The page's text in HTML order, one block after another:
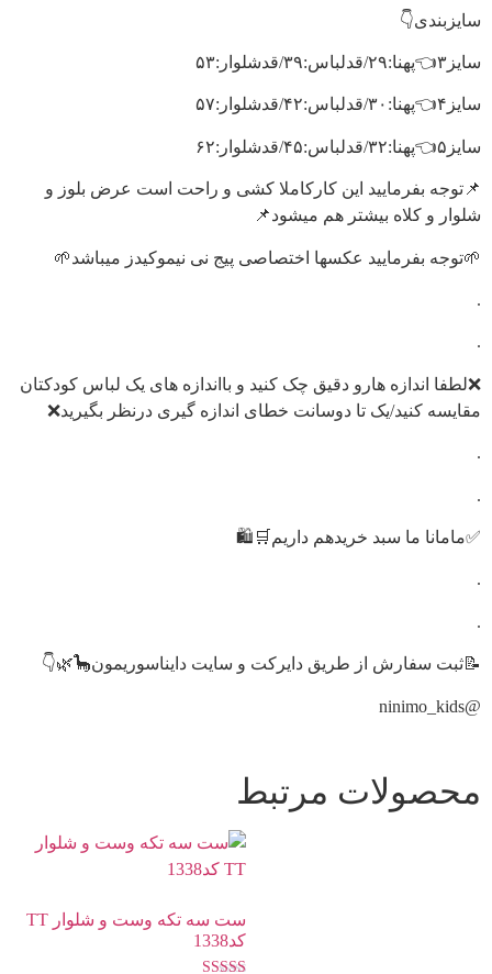
سایزبندی👇
سایز۳👈پهنا:۲۹/قدلباس:۳۹/قدشلوار:۵۳
سایز۴👈پهنا:۳۰/قدلباس:۴۲/قدشلوار:۵۷
سایز۵👈پهنا:۳۲/قدلباس:۴۵/قدشلوار:۶۲
📌توجه بفرمایید این کار‌کاملا کشی و راحت است عرض بلوز و
شلوار و کلاه بیشتر هم میشود📌
🌱توجه بفرمایید عکسها اختصاصی پیج نی نیموکیدز میباشد🌱
.
.
❌لطفا اندازه هارو دقیق چک کنید و بااندازه های یک لباس کودکتان
مقایسه کنید/یک تا دوسانت خطای اندازه گیری درنظر بگیرید❌
.
.
✅مامانا ما سبد خریدهم داریم🛒🛍️
.
.
📝ثبت سفارش از طریق دایرکت و سایت دایناسوریمون🦕🌿👇
@ninimo_kids
محصولات مرتبط
ست سه تکه وست و شلوار TT
کد1338